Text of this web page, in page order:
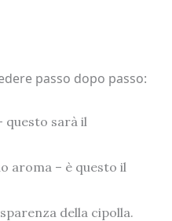
passo dopo passo:
questo sarà il
aroma – è questo il
della cipolla.